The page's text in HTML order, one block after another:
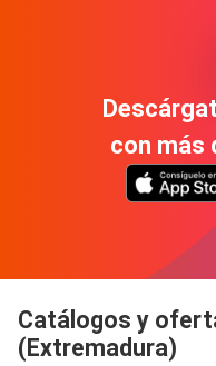
con más
Catálogos y
(Extremadura)